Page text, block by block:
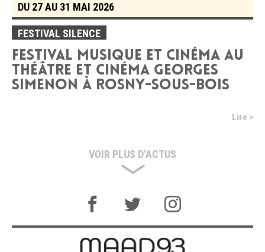
DU 27 AU 31 MAI 2026
FESTIVAL SILENCE
FESTIVAL MUSIQUE ET CINÉMA AU
THÉÂTRE ET CINÉMA GEORGES
SIMENON À ROSNY-SOUS-BOIS
Lire >
VOIR PLUS D'ACTUS